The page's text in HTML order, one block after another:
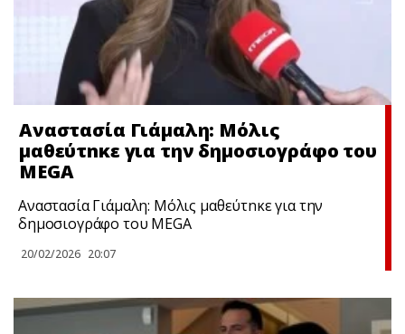
Αναστασία Γιάμαλη: Μόλις
μαθεύτnκε για την δημοσιογράφο του
MEGA
Αναστασία Γιάμαλη: Μόλις μαθεύτnκε για την
δημοσιογράφο του MEGA
20/02/2026 20:07